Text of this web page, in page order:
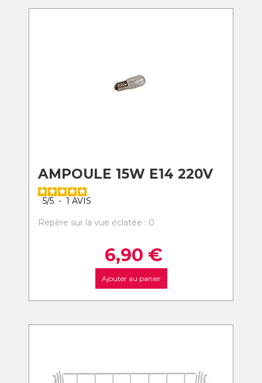
AMPOULE 15W E14 220V
5/5 - 1 AVIS
Repère sur la vue éclatée : 0
6,90 €
Ajouter au panier